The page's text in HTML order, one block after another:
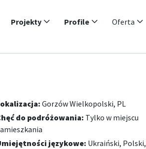
Projekty Profile Oferta
: Gorzów Wielkopolski, PL
do podróżowania: Tylko w miejscu
językowe: Ukraiński, Polski,